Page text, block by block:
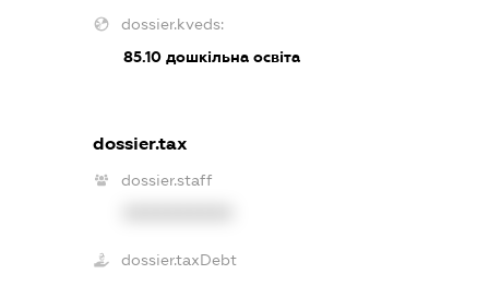
dossier.kveds:
85.10 дошкільна освіта
dossier.tax
dossier.staff
dossier.taxDebt